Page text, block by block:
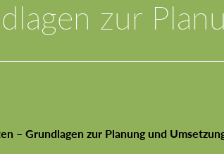
zur
– Grundlagen zur Planung und